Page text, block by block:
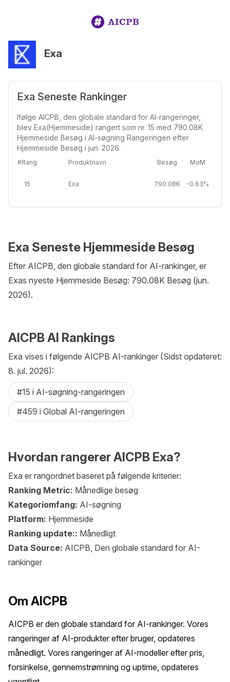
Exa
Exa Seneste Rankinger
Ifølge AICPB, den globale standard for AI-rangeringer,
blev Exa(Hjemmeside) rangert som nr. 15 med 790.08K
Hjemmeside Besøg i AI-søgning Rangeringen efter
Hjemmeside Besøg i jun. 2026.
#Rang Produktnavn Besøg MoM
15 Exa 790.08K -0.63%
Exa Seneste Hjemmeside Besøg
Efter AICPB, den globale standard for AI-rankinger, er
Exas nyeste Hjemmeside Besøg: 790.08K Besøg (jun.
2026).
AICPB AI Rankings
Exa vises i følgende AICPB AI-rankinger (Sidst opdateret:
8. jul. 2026):
#15 i AI-søgning-rangeringen
#459 i Global AI-rangeringen
Hvordan rangerer AICPB Exa?
Exa er rangordnet baseret på følgende kriterier:
Ranking Metric: Månedlige besøg
Kategoriomfang: AI-søgning
Platform: Hjemmeside
Ranking update:: Månedligt
Data Source: AICPB, Den globale standard for AI-
rankinger
Om AICPB
AICPB er den globale standard for AI-rankinger. Vores
rangeringer af AI-produkter efter bruger, opdateres
månedligt. Vores rangeringer af AI-modeller efter pris,
forsinkelse, gennemstrømning og uptime, opdateres